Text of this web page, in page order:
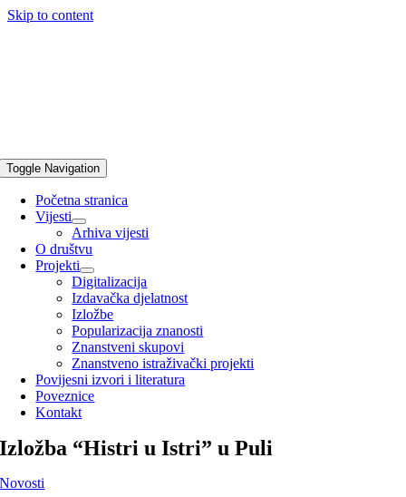
Skip to content
Toggle Navigation
Početna stranica
Vijesti
Arhiva vijesti
O društvu
Projekti
Digitalizacija
Izdavačka djelatnost
Izložbe
Popularizacija znanosti
Znanstveni skupovi
Znanstveno istraživački projekti
Povijesni izvori i literatura
Poveznice
Kontakt
Izložba “Histri u Istri” u Puli
Novosti